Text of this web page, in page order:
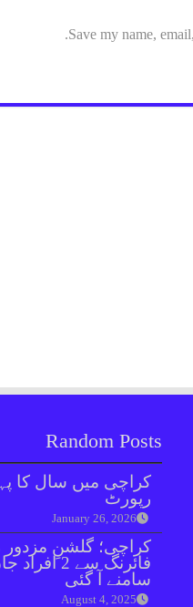
Save my name,
Random Posts
کراچی میں سال کا
رپورٹ
January 26, 2026
کراچی؛ گلشنِ مزدور
فائرنگ سے 2
سامنے آ گئی
August 4, 2025